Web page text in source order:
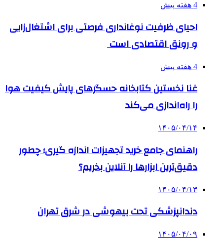
4 هفته پیش
احیای ظرفیت نوغانداری فرصتی برای اشتغال‌زایی
و رونق اقتصادی است
4 هفته پیش
غنا نخستین کتابخانه حسگرهای پایش کیفیت هوا
را راه‌اندازی می‌کند
۱۴۰۵/۰۴/۱۴
راهنمای جامع خرید تجهیزات اندازه گیری؛ چطور
دقیق‌ترین ابزارها را آنلاین بخریم؟
۱۴۰۵/۰۴/۱۳
دندانپزشکی تحت بیهوشی در شرق تهران
۱۴۰۵/۰۴/۰۹